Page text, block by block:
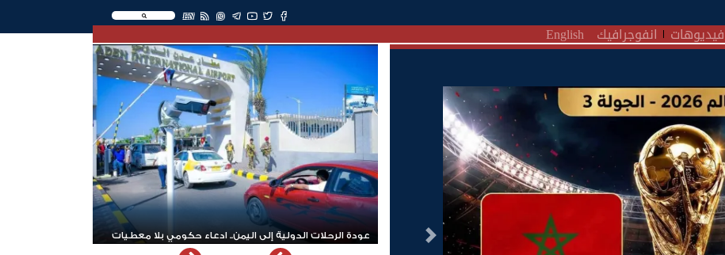
EN
فيديوهات انفوجرافيك English
التالى عودة الرحلات الدولية إلى اليمن.. ادعاء حكومي بلا معطيات